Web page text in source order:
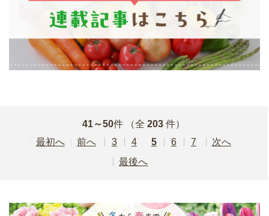
41～50件 （全 203件）
最初
前 3 4 5 6 7
次
最後